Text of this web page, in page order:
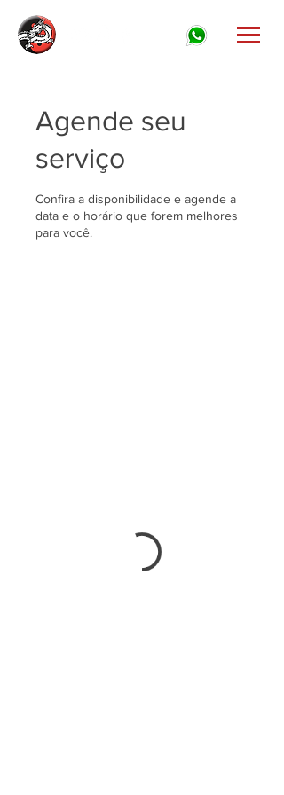
Agende seu
serviço
Confira a disponibilidade e agende a
data e o horário que forem melhores
para você.